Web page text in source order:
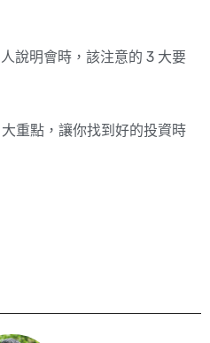
說明會時，該注意的 3 大要
重點，讓你找到好的投資時